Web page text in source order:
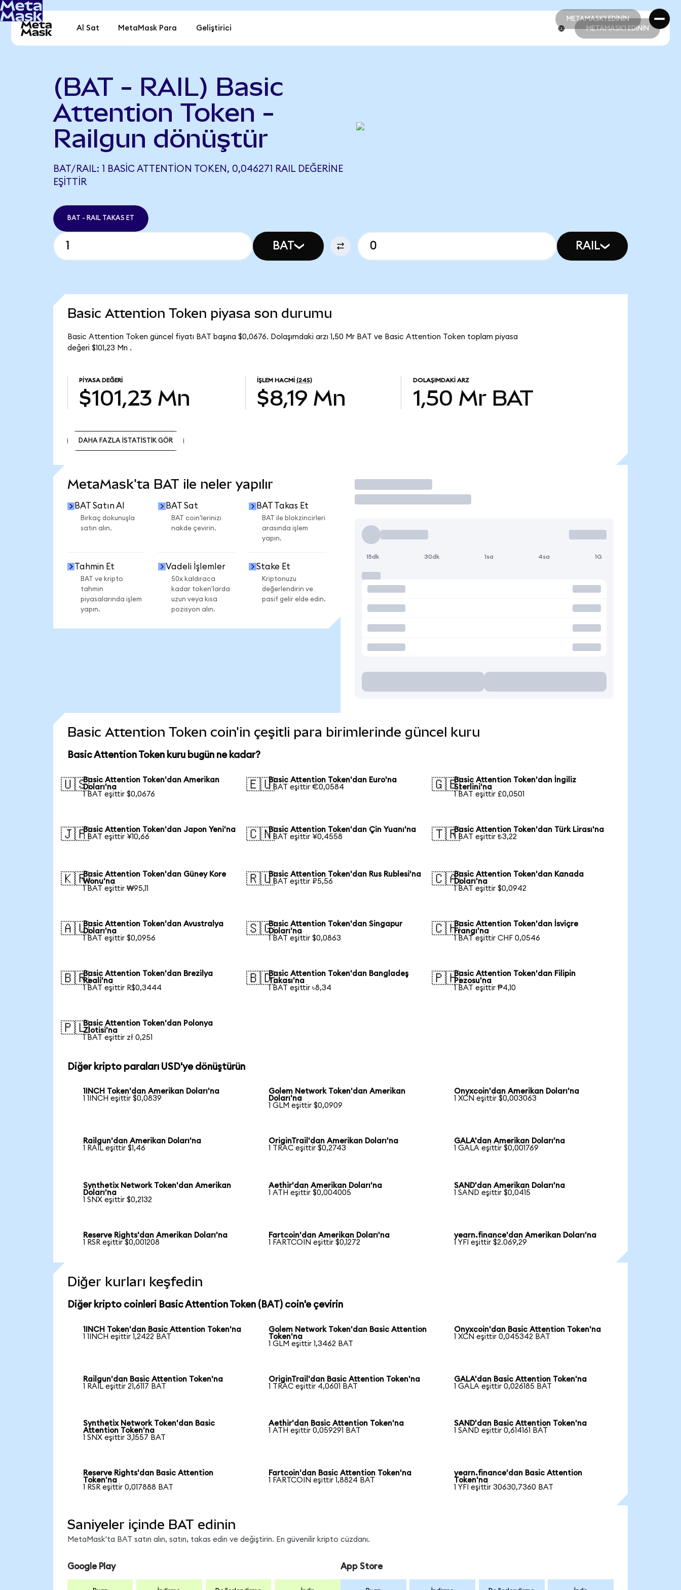
METAMASK'I EDİNİN
METAMASK'I EDİNİN
Al Sat MetaMask Para Geliştirici METAMASK'I EDİNİN
(BAT - RAIL) Basic
Attention Token -
Railgun dönüştür
BAT/RAIL: 1 BASIC ATTENTION TOKEN, 0,046271 RAIL DEĞERINE
EŞITTIR
BAT - RAIL TAKAS ET
BAT RAIL
Basic Attention Token piyasa son durumu
Basic Attention Token güncel fiyatı BAT başına $0,0676. Dolaşımdaki arzı 1,50 Mr BAT ve Basic Attention Token toplam piyasa
değeri $101,23 Mn .
PIYASA DEĞERI
$101,23 Mn
İŞLEM HACMI (24S)
$8,19 Mn
DOLAŞIMDAKI ARZ
1,50 Mr BAT
DAHA FAZLA İSTATİSTİK GÖR
MetaMask'ta BAT ile neler yapılır
BAT Satın Al
Birkaç dokunuşla
satın alın.
BAT Sat
BAT coin'lerinizi
nakde çevirin.
BAT Takas Et
BAT ile blokzincirleri
arasında işlem
yapın.
Tahmin Et
BAT ve kripto
tahmin
piyasalarında işlem
yapın.
Vadeli İşlemler
50x kaldıraca
kadar token'larda
uzun veya kısa
pozisyon alın.
Stake Et
Kriptonuzu
değerlendirin ve
pasif gelir elde edin.
İşlem Yap
15dk 30dk 1sa 4sa 1G
Basic Attention Token coin'in çeşitli para birimlerinde güncel kuru
Basic Attention Token kuru bugün ne kadar?
🇺🇸Basic Attention Token'dan Amerikan
Doları'na
1 BAT eşittir $0,0676
🇪🇺Basic Attention Token'dan Euro'na
1 BAT eşittir €0,0584
🇬🇧Basic Attention Token'dan İngiliz
Sterlini'na
1 BAT eşittir £0,0501
🇯🇵Basic Attention Token'dan Japon Yeni'na
1 BAT eşittir ¥10,66
🇨🇳Basic Attention Token'dan Çin Yuanı'na
1 BAT eşittir ¥0,4558
🇹🇷Basic Attention Token'dan Türk Lirası'na
1 BAT eşittir ₺3,22
🇰🇷Basic Attention Token'dan Güney Kore
Wonu'na
1 BAT eşittir ₩95,11
🇷🇺Basic Attention Token'dan Rus Rublesi'na
1 BAT eşittir ₽5,56
🇨🇦Basic Attention Token'dan Kanada
Doları'na
1 BAT eşittir $0,0942
🇦🇺Basic Attention Token'dan Avustralya
Doları'na
1 BAT eşittir $0,0956
🇸🇬Basic Attention Token'dan Singapur
Doları'na
1 BAT eşittir $0,0863
🇨🇭Basic Attention Token'dan İsviçre
Frangı'na
1 BAT eşittir CHF 0,0546
🇧🇷Basic Attention Token'dan Brezilya
Reali'na
1 BAT eşittir R$0,3444
🇧🇩Basic Attention Token'dan Bangladeş
Takası'na
1 BAT eşittir ৳8,34
🇵🇭Basic Attention Token'dan Filipin
Pezosu'na
1 BAT eşittir ₱4,10
🇵🇱Basic Attention Token'dan Polonya
Zlotisi'na
1 BAT eşittir zł 0,251
Diğer kripto paraları USD'ye dönüştürün
1INCH Token'dan Amerikan Doları'na
1 1INCH eşittir $0,0839
Golem Network Token'dan Amerikan
Doları'na
1 GLM eşittir $0,0909
Onyxcoin'dan Amerikan Doları'na
1 XCN eşittir $0,003063
Railgun'dan Amerikan Doları'na
1 RAIL eşittir $1,46
OriginTrail'dan Amerikan Doları'na
1 TRAC eşittir $0,2743
GALA'dan Amerikan Doları'na
1 GALA eşittir $0,001769
Synthetix Network Token'dan Amerikan
Doları'na
1 SNX eşittir $0,2132
Aethir'dan Amerikan Doları'na
1 ATH eşittir $0,004005
SAND'dan Amerikan Doları'na
1 SAND eşittir $0,0415
Reserve Rights'dan Amerikan Doları'na
1 RSR eşittir $0,001208
Fartcoin'dan Amerikan Doları'na
1 FARTCOIN eşittir $0,1272
yearn.finance'dan Amerikan Doları'na
1 YFI eşittir $2.069,29
Diğer kurları keşfedin
Diğer kripto coinleri Basic Attention Token (BAT) coin'e çevirin
1INCH Token'dan Basic Attention Token'na
1 1INCH eşittir 1,2422 BAT
Golem Network Token'dan Basic Attention
Token'na
1 GLM eşittir 1,3462 BAT
Onyxcoin'dan Basic Attention Token'na
1 XCN eşittir 0,045342 BAT
Railgun'dan Basic Attention Token'na
1 RAIL eşittir 21,6117 BAT
OriginTrail'dan Basic Attention Token'na
1 TRAC eşittir 4,0601 BAT
GALA'dan Basic Attention Token'na
1 GALA eşittir 0,026185 BAT
Synthetix Network Token'dan Basic
Attention Token'na
1 SNX eşittir 3,1557 BAT
Aethir'dan Basic Attention Token'na
1 ATH eşittir 0,059291 BAT
SAND'dan Basic Attention Token'na
1 SAND eşittir 0,614161 BAT
Reserve Rights'dan Basic Attention
Token'na
1 RSR eşittir 0,017888 BAT
Fartcoin'dan Basic Attention Token'na
1 FARTCOIN eşittir 1,8824 BAT
yearn.finance'dan Basic Attention
Token'na
1 YFI eşittir 30630,7360 BAT
Saniyeler içinde BAT edinin
MetaMask'ta BAT satın alın, satın, takas edin ve değiştirin. En güvenilir kripto cüzdanı.
Google Play App Store